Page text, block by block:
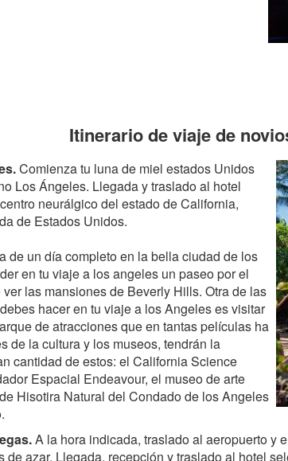
Itinerario de viaje de
Comienza tu luna de miel estados Unidos
Los Ángeles. Llegada y traslado al hotel
neurálgico del estado de California,
de Estados Unidos.
de un día completo en la bella ciudad de los
en tu viaje a los angeles un paseo por el
las mansiones de Beverly Hills. Otra de las
hacer en tu viaje a los Angeles es visitar
de atracciones que en tantas películas ha
de la cultura y los museos, tendrán la
cantidad de estos: el California Science
Espacial Endeavour, el museo de arte
Hisotira Natural del Condado de los Angeles
A la hora indicada, traslado al aeropuerto y
de azar. Llegada, recepción y traslado al hotel